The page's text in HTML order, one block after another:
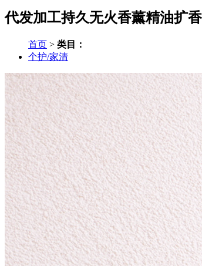
代发加工持久无火香薰精油扩
首页 > 类目：
个护/家清